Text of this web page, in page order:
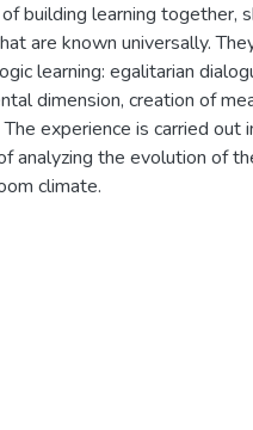
building learning together,
are known universally.
learning: egalitarian
dimension, creation of
experience is carried out
analyzing the evolution of
climate.